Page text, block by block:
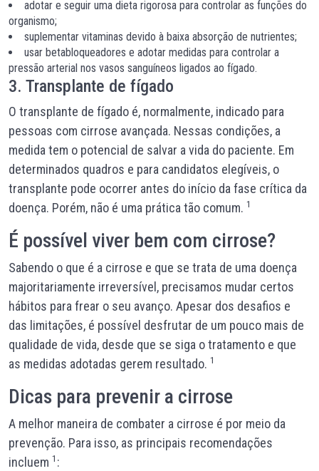
adotar e seguir uma dieta rigorosa para controlar as funções do
organismo;
suplementar vitaminas devido à baixa absorção de nutrientes;
usar betabloqueadores e adotar medidas para controlar a
pressão arterial nos vasos sanguíneos ligados ao fígado.
3. Transplante de fígado
O transplante de fígado é, normalmente, indicado para
pessoas com cirrose avançada. Nessas condições, a
medida tem o potencial de salvar a vida do paciente. Em
determinados quadros e para candidatos elegíveis, o
transplante pode ocorrer antes do início da fase crítica da
doença. Porém, não é uma prática tão comum. 1
É possível viver bem com cirrose?
Sabendo o que é a cirrose e que se trata de uma doença
majoritariamente irreversível, precisamos mudar certos
hábitos para frear o seu avanço. Apesar dos desafios e
das limitações, é possível desfrutar de um pouco mais de
qualidade de vida, desde que se siga o tratamento e que
as medidas adotadas gerem resultado. 1
Dicas para prevenir a cirrose
A melhor maneira de combater a cirrose é por meio da
prevenção. Para isso, as principais recomendações
incluem 1 :